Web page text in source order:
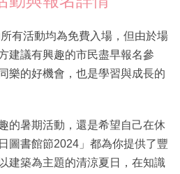
有活動均為免費入場，但由於場
建議有興趣的市民盡早報名參
樂的好機會，也是學習與成長的
的暑期活動，還是希望自己在休
圖書館節2024」都為你提供了豐
建築為主題的清涼夏日，在知識